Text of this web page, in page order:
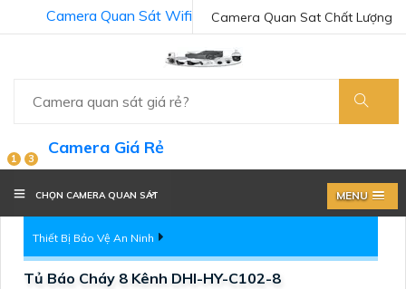
Camera Quan Sat Chất Lượng
Camera Quan Sát Wifi
1 3
Camera Giá Rẻ
CHỌN CAMERA QUAN SÁT MENU
Thiết Bị Bảo Vệ An Ninh
Tủ Báo Cháy 8 Kênh DHI-HY-C102-8